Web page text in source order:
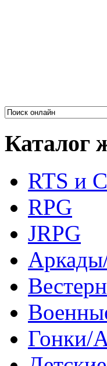
Каталог
RTS и
RPG
JRPG
Гонки/